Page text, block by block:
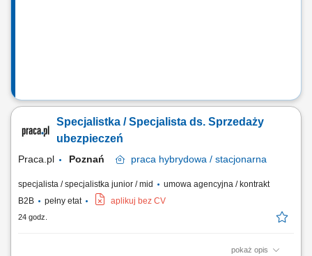
Specjalistka / Specjalista ds. Sprzedaży
ubezpieczeń
Praca.pl Poznań praca hybrydowa / stacjonarna
specjalista / specjalistka junior / mid
umowa agencyjna / kontrakt
B2B
pełny etat aplikuj bez CV
24 godz.
pokaż opis